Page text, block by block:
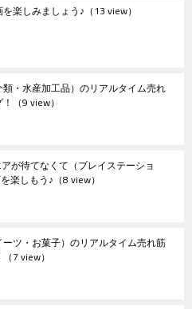
楽しみましょう♪ （13 view）
類・水産加工品）のリアルタイム売れ
（9 view）
が待てなくて（プレイステーショ
楽しもう♪ （8 view）
ーツ・お菓子）のリアルタイム売れ筋
（7 view）